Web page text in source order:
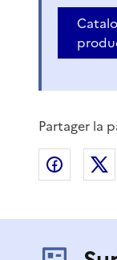
Partager la